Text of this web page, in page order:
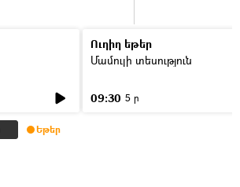
Ուղիղ եթեր
Մամուլի տեսություն
09:30 5 ր
Եթեր